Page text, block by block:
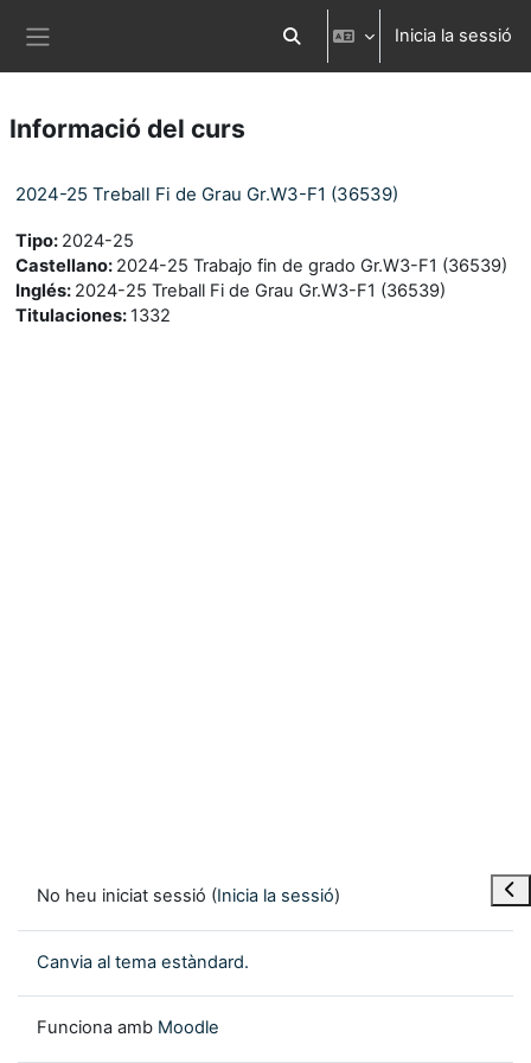
Commuta l'entrada de la cerca
Inicia la sessió
Informació del curs
2024-25 Treball Fi de Grau Gr.W3-F1 (36539)
Tipo: 2024-25
Castellano: 2024-25 Trabajo fin de grado Gr.W3-F1 (36539)
Inglés: 2024-25 Treball Fi de Grau Gr.W3-F1 (36539)
Titulaciones: 1332
No heu iniciat sessió (Inicia la sessió)
Canvia al tema estàndard.
Funciona amb Moodle